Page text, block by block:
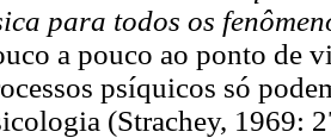
para todos os
a pouco ao ponto de
psíquicos só
(Strachey, 1969: